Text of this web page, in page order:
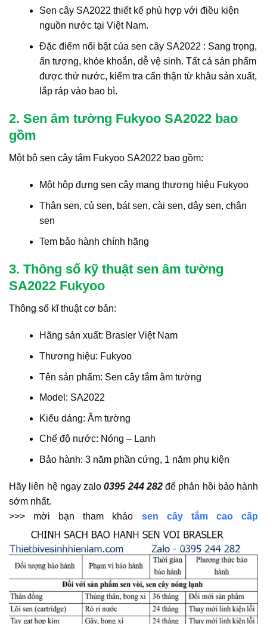
Sen cây SA2022 thiết kế phù hợp với điều kiện
nguồn nước tại Việt Nam.
Đặc điểm nổi bật của sen cây SA2022 : Sang trọng,
ấn tượng, khỏe khoắn, dễ vệ sinh. Tất cả sản phẩm
được thử nước, kiểm tra cẩn thận từ khâu sản xuất,
lắp ráp vào bao bì.
2. Sen âm tường Fukyoo SA2022 bao
gồm
Một bộ sen cây tắm Fukyoo SA2022 bao gồm:
Một hộp đựng sen cây mang thương hiệu Fukyoo
Thân sen, củ sen, bát sen, cài sen, dây sen, chân
sen
Tem bảo hành chính hãng
3. Thông số kỹ thuật sen âm tường
SA2022 Fukyoo
Thông số kĩ thuật cơ bản:
Hãng sản xuất: Brasler Việt Nam
Thương hiệu: Fukyoo
Tên sản phẩm: Sen cây tắm âm tường
Model: SA2022
Kiểu dáng: Âm tường
Chế độ nước: Nóng – Lạnh
Bảo hành: 3 năm phần cứng, 1 năm phụ kiện
Hãy liên hệ ngay zalo0395 244 282để phản hồi bảo hành
sớm nhất.
>>> mời bạn tham khảo sen cây tắm cao cấp